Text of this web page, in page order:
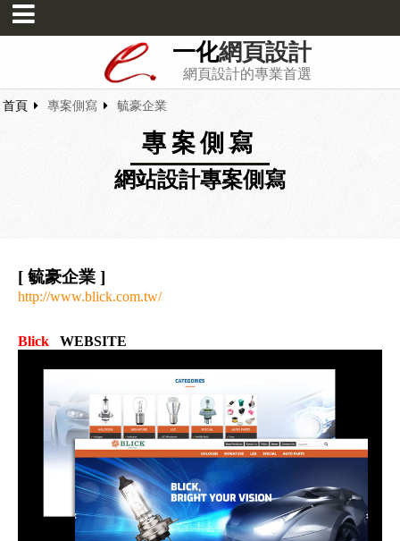
一化網頁設計
網頁設計的專業首選
首頁 專案側寫 毓豪企業
專案側寫
網站設計專案側寫
[ 毓豪企業 ]
http://www.blick.com.tw/
Blick WEBSITE